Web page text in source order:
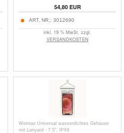
54,80EUR
ART. NR.: 3012690
inkl. 19 % MwSt. zzgl.
VERSANDKOSTEN
Weiniao Universal wasserdichtes Gehäuse
mit Lanyard - 7.5", IPX8